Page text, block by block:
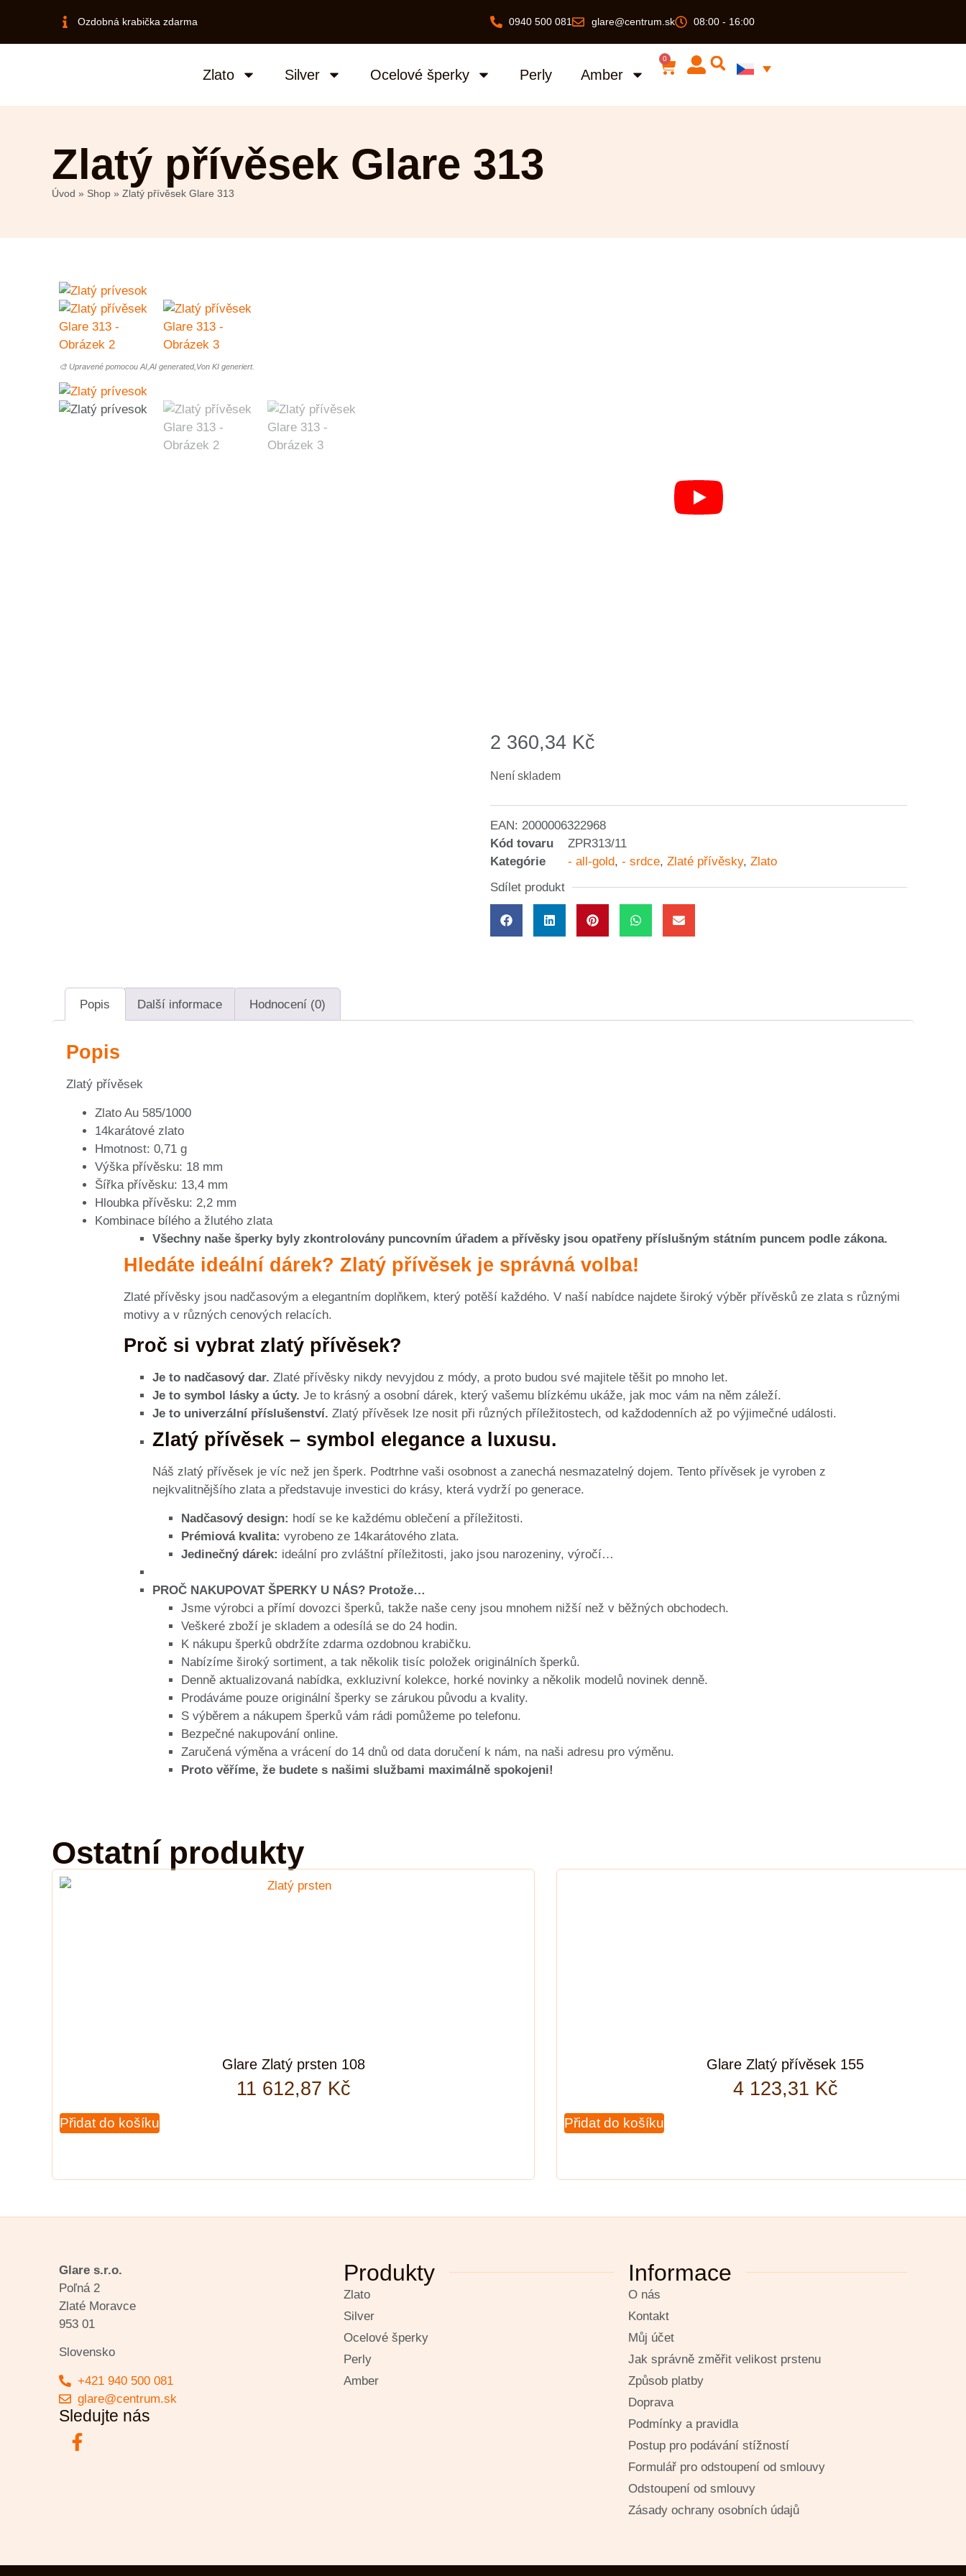
Ozdobná krabička zdarma 0940 500 081 glare@centrum.sk 08:00 - 16:00
Zlato Silver Ocelové šperky Perly Amber
0
Zlatý přívěsek Glare 313
Úvod » Shop » Zlatý přívěsek Glare 313
🎨 Upravené pomocou AI,AI generated,Von KI generiert.
2 360,34 Kč
Není skladem
EAN: 2000006322968
Kód tovaru
ZPR313/11
Kategórie
- all-gold, - srdce, Zlaté přívěsky, Zlato
Sdílet produkt
Popis Další informace Hodnocení (0)
Popis
Zlatý přívěsek
Zlato Au 585/1000
14karátové zlato
Hmotnost: 0,71 g
Výška přívěsku: 18 mm
Šířka přívěsku: 13,4 mm
Hloubka přívěsku: 2,2 mm
Kombinace bílého a žlutého zlata
Všechny naše šperky byly zkontrolovány puncovním úřadem a přívěsky jsou opatřeny příslušným státním puncem podle zákona.
Hledáte ideální dárek? Zlatý přívěsek je správná volba!
Zlaté přívěsky jsou nadčasovým a elegantním doplňkem, který potěší každého. V naší nabídce najdete široký výběr přívěsků ze zlata s různými
motivy a v různých cenových relacích.
Proč si vybrat zlatý přívěsek?
Je to nadčasový dar. Zlaté přívěsky nikdy nevyjdou z módy, a proto budou své majitele těšit po mnoho let.
Je to symbol lásky a úcty. Je to krásný a osobní dárek, který vašemu blízkému ukáže, jak moc vám na něm záleží.
Je to univerzální příslušenství. Zlatý přívěsek lze nosit při různých příležitostech, od každodenních až po výjimečné události.
Zlatý přívěsek – symbol elegance a luxusu.
Náš zlatý přívěsek je víc než jen šperk. Podtrhne vaši osobnost a zanechá nesmazatelný dojem. Tento přívěsek je vyroben z
nejkvalitnějšího zlata a představuje investici do krásy, která vydrží po generace.
Nadčasový design: hodí se ke každému oblečení a příležitosti.
Prémiová kvalita: vyrobeno ze 14karátového zlata.
Jedinečný dárek: ideální pro zvláštní příležitosti, jako jsou narozeniny, výročí…
PROČ NAKUPOVAT ŠPERKY U NÁS? Protože…
Jsme výrobci a přímí dovozci šperků, takže naše ceny jsou mnohem nižší než v běžných obchodech.
Veškeré zboží je skladem a odesílá se do 24 hodin.
K nákupu šperků obdržíte zdarma ozdobnou krabičku.
Nabízíme široký sortiment, a tak několik tisíc položek originálních šperků.
Denně aktualizovaná nabídka, exkluzivní kolekce, horké novinky a několik modelů novinek denně.
Prodáváme pouze originální šperky se zárukou původu a kvality.
S výběrem a nákupem šperků vám rádi pomůžeme po telefonu.
Bezpečné nakupování online.
Zaručená výměna a vrácení do 14 dnů od data doručení k nám, na naši adresu pro výměnu.
Proto věříme, že budete s našimi službami maximálně spokojeni!
Ostatní produkty
Glare Zlatý prsten 108
11 612,87 Kč
Přidat do košíku
Glare Zlatý přívěsek 155
4 123,31 Kč
Přidat do košíku
Glare s.r.o.
Poľná 2
Zlaté Moravce
953 01
Slovensko
+421 940 500 081
glare@centrum.sk
Sledujte nás
Produkty
Zlato
Silver
Ocelové šperky
Perly
Amber
Informace
O nás
Kontakt
Můj účet
Jak správně změřit velikost prstenu
Způsob platby
Doprava
Podmínky a pravidla
Postup pro podávání stížností
Formulář pro odstoupení od smlouvy
Odstoupení od smlouvy
Zásady ochrany osobních údajů